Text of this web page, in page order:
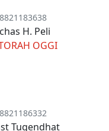
H. Peli
OGGI
Tugendhat